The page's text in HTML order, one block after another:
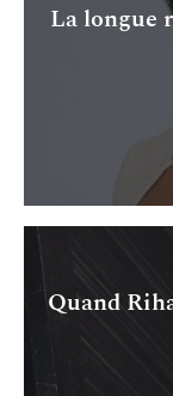
La longue
Quand